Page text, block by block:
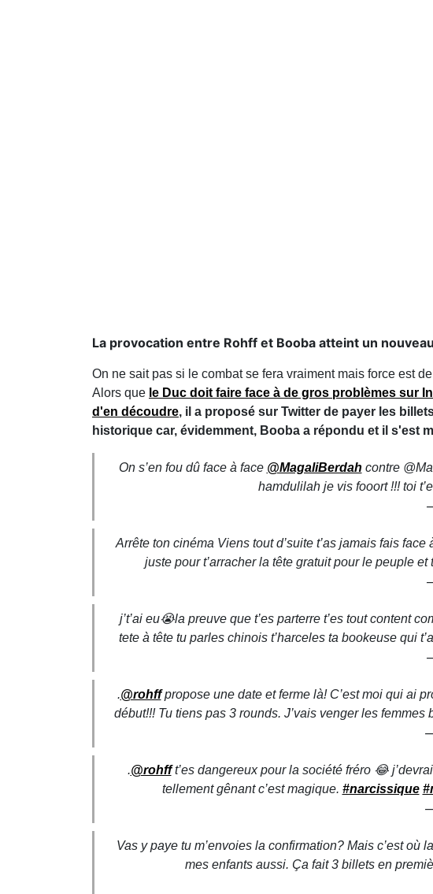
La provocation entre Rohff et Booba atteint un
On ne sait pas si le combat se fera vraiment mais force est
Alors que le Duc doit faire face à de gros problèmes sur
d'en découdre, il a proposé sur Twitter de payer les
historique car, évidemment, Booba a répondu et il s'est
On s’en fou dû face à face @MagaliBerdah contre
hamdulilah je vis fooort !!! toi
Arrête ton cinéma Viens tout d’suite t’as jamais fais
juste pour t’arracher la tête gratuit pour le peuple
j’t’ai eu😭la preuve que t’es parterre t’es tout content
tete à tête tu parles chinois t’harceles ta bookeuse qui
.@rohffpropose une date et ferme là! C’est moi qui ai
début!!! Tu tiens pas 3 rounds. J’vais venger les
.@rohfft’es dangereux pour la société fréro 😂
tellement gênant c’est magique. #narcissique
Vas y paye tu m’envoies la confirmation? Mais c’est
mes enfants aussi. Ça fait 3 billets en